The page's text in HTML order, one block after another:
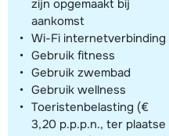
zijn opgemaakt bij
aankomst
Wi-Fi internetverbinding
Gebruik fitness
Gebruik zwembad
Gebruik wellness
Toeristenbelasting (€
3,20 p.p.p.n., ter plaatse